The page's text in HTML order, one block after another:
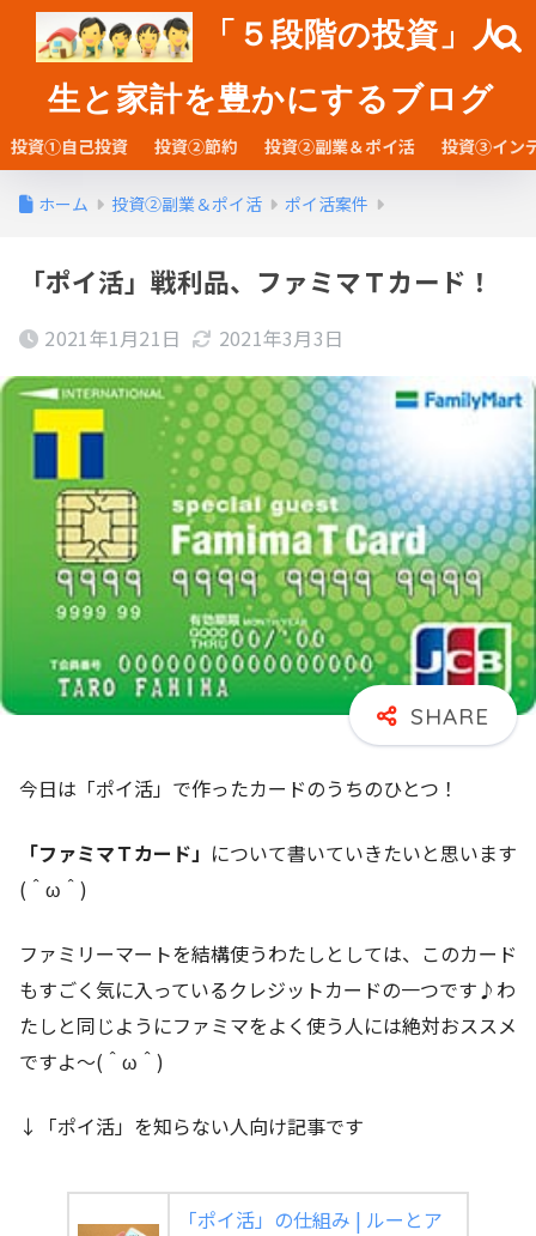
「５段階の投資」人
生と家計を豊かにするブログ
投資①自己投資 投資②節約 投資②副業＆ポイ活 投資③イン
ホーム 投資②副業＆ポイ活 ポイ活案件
「ポイ活」戦利品、ファミマＴカード！
2021年1月21日 2021年3月3日
今日は「ポイ活」で作ったカードのうちのひとつ！
「ファミマＴカード」 について書いていきたいと思います
(＾ω＾)
ファミリーマートを結構使うわたしとしては、このカード
もすごく気に入っているクレジットカードの一つです♪わ
たしと同じようにファミマをよく使う人には絶対おススメ
ですよ～(＾ω＾)
↓「ポイ活」を知らない人向け記事です
「ポイ活」の仕組み | ルーとア